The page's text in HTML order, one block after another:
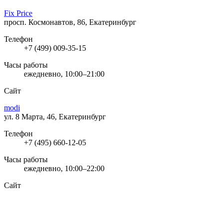
Fix Price
просп. Космонавтов, 86, Екатеринбург
Телефон
+7 (499) 009-35-15
Часы работы
ежедневно, 10:00–21:00
Сайт
modi
ул. 8 Марта, 46, Екатеринбург
Телефон
+7 (495) 660-12-05
Часы работы
ежедневно, 10:00–22:00
Сайт